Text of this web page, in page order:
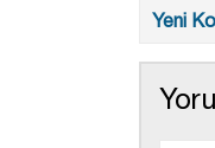
Yeni